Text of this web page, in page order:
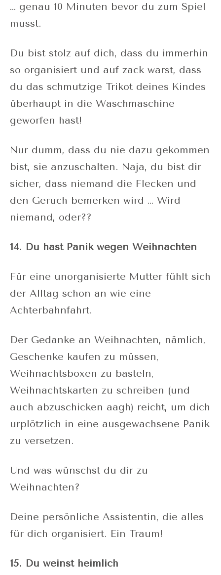
… genau 10 Minuten bevor du zum Spiel
musst.
Du bist stolz auf dich, dass du immerhin
so organisiert und auf zack warst, dass
du das schmutzige Trikot deines Kindes
überhaupt in die Waschmaschine
geworfen hast!
Nur dumm, dass du nie dazu gekommen
bist, sie anzuschalten. Naja, du bist dir
sicher, dass niemand die Flecken und
den Geruch bemerken wird … Wird
niemand, oder??
14. Du hast Panik wegen Weihnachten
Für eine unorganisierte Mutter fühlt sich
der Alltag schon an wie eine
Achterbahnfahrt.
Der Gedanke an Weihnachten, nämlich,
Geschenke kaufen zu müssen,
Weihnachtsboxen zu basteln,
Weihnachtskarten zu schreiben (und
auch abzuschicken aagh) reicht, um dich
urplötzlich in eine ausgewachsene Panik
zu versetzen.
Und was wünschst du dir zu
Weihnachten?
Deine persönliche Assistentin, die alles
für dich organisiert. Ein Traum!
15. Du weinst heimlich